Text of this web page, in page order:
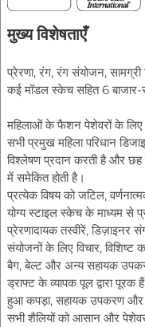
मुख्य विशेषताएँ
प्रेरणा, रंग, रंग संयोजन,
कई मॉडल स्केच सहित 6 बाजार-
महिलाओं के फैशन पेशेवरों के लिए
सभी प्रमुख महिला परिधान
विश्लेषण प्रदान करती है और छह
में समेकित होती है।
प्रत्येक विषय को जटिल,
योग्य स्टाइल स्केच के माध्यम से
प्रेरणादायक तस्वीरें,
संयोजनों के लिए विचार,
बैग, बेल्ट और अन्य सहायक
ड्राफ्ट के व्यापक पूल द्वारा
हुआ कपड़ा, सहायक उपकरण और
सभी शैलियों को आसान और